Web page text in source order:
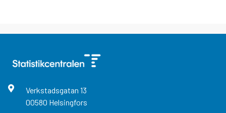
Verkstadsgatan 13
00580 Helsingfors